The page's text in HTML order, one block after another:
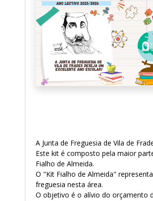
A Junta de Freguesia de Vila de
Este kit é composto pela maior
Fialho de Almeida.
O "Kit Fialho de Almeida"
freguesia nesta área.
O objetivo é o alívio do orçamento